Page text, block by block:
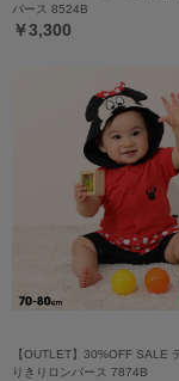
パース 8524B
￥3,300
【OUTLET】30%OFF SALE
りきりロンパース 7874B